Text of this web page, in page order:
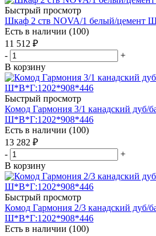
Быстрый просмотр
Шкаф 2 ств NOVA/1 белый/цемент
Есть в наличии (100)
11 512 ₽
-
+
В корзину
Быстрый просмотр
Комод Гармония 3/1 канадский дуб/
Ш*В*Г:1202*908*446
Есть в наличии (100)
13 282 ₽
-
+
В корзину
Быстрый просмотр
Комод Гармония 2/3 канадский дуб/
Ш*В*Г:1202*908*446
Есть в наличии (100)